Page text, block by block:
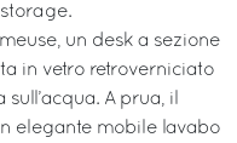
un desk a sezione
in vetro retroverniciato
A prua, il
elegante mobile lavabo